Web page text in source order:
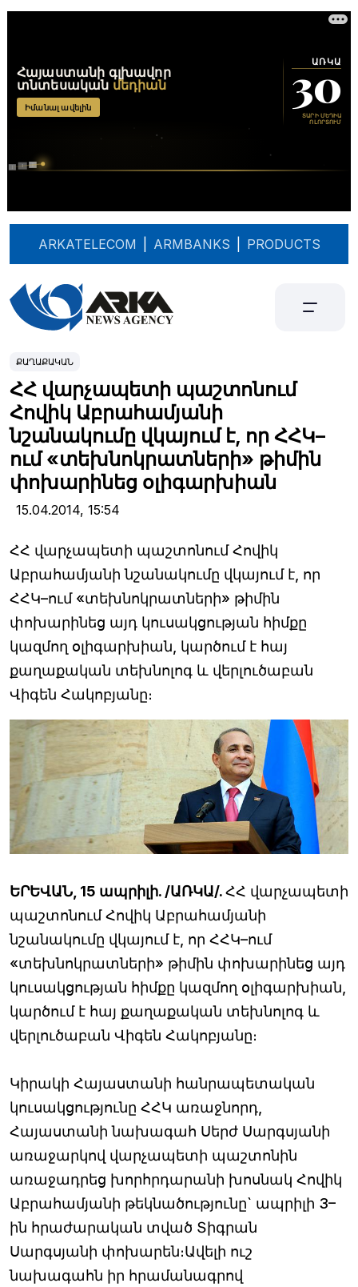
ARKATELECOM ARMBANKS PRODUCTS
ՔԱՂԱՔԱԿԱՆ
ՀՀ վարչապետի պաշտոնում
Հովիկ Աբրահամյանի
նշանակումը վկայում է, որ ՀՀԿ–
ում «տեխնոկրատների» թիմին
փոխարինեց օլիգարխիան
15.04.2014, 15:54
ՀՀ վարչապետի պաշտոնում Հովիկ
Աբրահամյանի նշանակումը վկայում է, որ
ՀՀԿ–ում «տեխնոկրատների» թիմին
փոխարինեց այդ կուսակցության հիմքը
կազմող օլիգարխիան, կարծում է հայ
քաղաքական տեխնոլոգ և վերլուծաբան
Վիգեն Հակոբյանը։
ԵՐԵՎԱՆ, 15 ապրիլի. /ԱՌԿԱ/.ՀՀ վարչապետի
պաշտոնում Հովիկ Աբրահամյանի
նշանակումը վկայում է, որ ՀՀԿ–ում
«տեխնոկրատների» թիմին փոխարինեց այդ
կուսակցության հիմքը կազմող օլիգարխիան,
կարծում է հայ քաղաքական տեխնոլոգ և
վերլուծաբան Վիգեն Հակոբյանը։
Կիրակի Հայաստանի հանրապետական
կուսակցությունը ՀՀԿ առաջնորդ,
Հայաստանի նախագահ Սերժ Սարգսյանի
առաջարկով վարչապետի պաշտոնին
առաջադրեց խորհրդարանի խոսնակ Հովիկ
Աբրահամյանի թեկնածությունը` ապրիլի 3–
ին հրաժարական տված Տիգրան
Սարգսյանի փոխարեն։Ավելի ուշ
նախագահն իր հրամանագրով